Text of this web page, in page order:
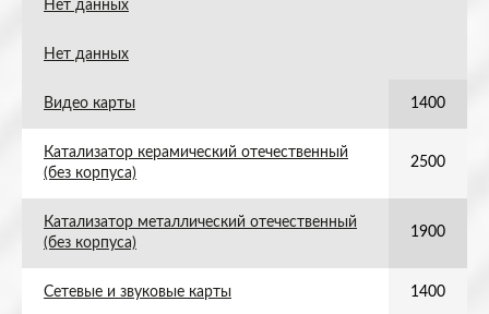
Нет данных
Нет данных
Видео карты 1400
Катализатор керамический отечественный
(без корпуса)
2500
Катализатор металлический отечественный
(без корпуса)
1900
Сетевые и звуковые карты 1400